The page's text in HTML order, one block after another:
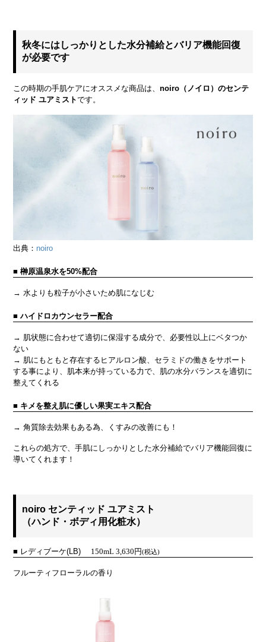
秋冬にはしっかりとした水分補給とバリア機能回復
が必要です
この時期の手肌ケアにオススメな商品は、noiro（ノイロ）のセンテ
ィッド ユアミストです。
出典： noiro
■ 榊原温泉水を50%配合
→ 水よりも粒子が小さいため肌になじむ
■ ハイドロカウンセラー配合
→ 肌状態に合わせて適切に保湿する成分で、必要性以上にベタつか
ない
→ 肌にもともと存在するヒアルロン酸、セラミドの働きをサポート
する事により、肌本来が持っている力で、肌の水分バランスを適切に
整えてくれる
■ キメを整え肌に優しい果実エキス配合
→ 角質除去効果もある為、くすみの改善にも！
これらの処方で、手肌にしっかりとした水分補給でバリア機能回復に
導いてくれます！
noiro センティッド ユアミスト
（ハンド・ボディ用化粧水）
■ レディブーケ(LB) 150mL 3,630円(税込)
フルーティフローラルの香り